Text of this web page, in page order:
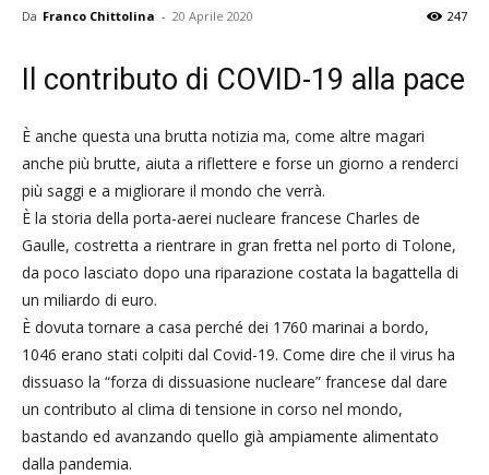
Da Franco Chittolina - 20 Aprile 2020 247
Il contributo di COVID-19 alla pace
È anche questa una brutta notizia ma, come altre magari
anche più brutte, aiuta a riflettere e forse un giorno a renderci
più saggi e a migliorare il mondo che verrà.
È la storia della porta-aerei nucleare francese Charles de
Gaulle, costretta a rientrare in gran fretta nel porto di Tolone,
da poco lasciato dopo una riparazione costata la bagattella di
un miliardo di euro.
È dovuta tornare a casa perché dei 1760 marinai a bordo,
1046 erano stati colpiti dal Covid-19. Come dire che il virus ha
dissuaso la “forza di dissuasione nucleare” francese dal dare
un contributo al clima di tensione in corso nel mondo,
bastando ed avanzando quello già ampiamente alimentato
dalla pandemia.